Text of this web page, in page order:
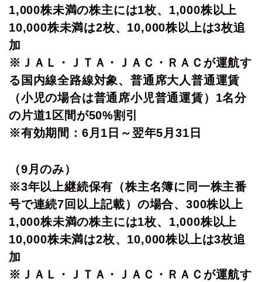
1,000株未満の株主には1枚、1,000株以上
10,000株未満は2枚、10,000株以上は3枚追
加
※ＪＡＬ・ＪＴＡ・ＪＡＣ・ＲＡＣが運航す
る国内線全路線対象、普通席大人普通運賃
（小児の場合は普通席小児普通運賃）1名分
の片道1区間が50%割引
※有効期間：6月1日～翌年5月31日
（9月のみ）
※3年以上継続保有（株主名簿に同一株主番
号で連続7回以上記載）の場合、300株以上
1,000株未満の株主には1枚、1,000株以上
10,000株未満は2枚、10,000株以上は3枚追
加
※ＪＡＬ・ＪＴＡ・ＪＡＣ・ＲＡＣが運航す